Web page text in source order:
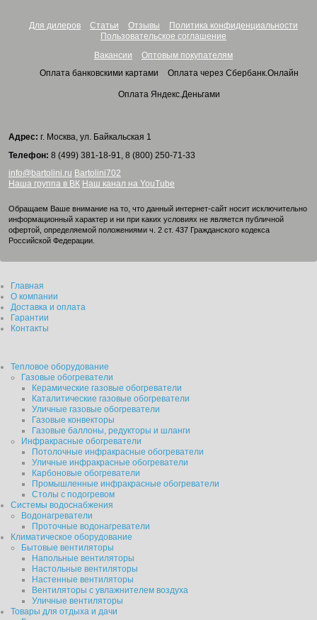
Для дилеров Статьи Отзывы
Политика конфиденциальности
Пользовательское соглашение
Вакансии
Оптовым покупателям
Оплата банковскими картами
Оплата через Сбербанк.Онлайн
Оплата Яндекс.Деньгами
Адрес: г. Москва, ул. Байкальская 1
Телефон: 8 (499) 381-18-91, 8 (800) 250-71-33
info@bartolini.ru Bartolini702
Наша группа в ВК Наш канал на YouTube
Обращаем Ваше внимание на то, что данный интернет-сайт носит исключительно
информационный характер и ни при каких условиях не является публичной
офертой, определяемой положениями ч. 2 ст. 437 Гражданского кодекса
Российской Федерации.
Главная
О компании
Доставка и оплата
Гарантии
Контакты
Тепловое оборудование
Газовые обогреватели
Керамические газовые обогреватели
Каталитические газовые обогреватели
Уличные газовые обогреватели
Газовые конвекторы
Газовые баллоны, редукторы и шланги
Инфракрасные обогреватели
Потолочные инфракрасные обогреватели
Уличные инфракрасные обогреватели
Карбоновые обогреватели
Промышленные инфракрасные обогреватели
Столы с подогревом
Системы водоснабжения
Водонагреватели
Проточные водонагреватели
Климатическое оборудование
Бытовые вентиляторы
Напольные вентиляторы
Настольные вентиляторы
Настенные вентиляторы
Вентиляторы с увлажнителем воздуха
Уличные вентиляторы
Товары для отдыха и дачи